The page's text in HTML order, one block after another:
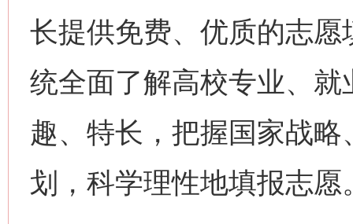
长提供免费、优质的志
统全面了解高校专业、
趣、特长，把握国家战
划，科学理性地填报志愿
网上购药对药下症？